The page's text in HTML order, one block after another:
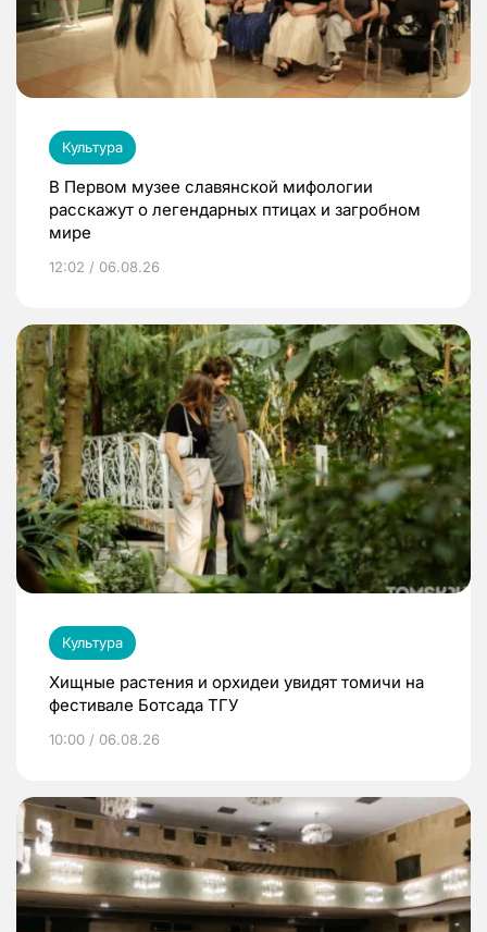
Культура
В Первом музее славянской мифологии
расскажут о легендарных птицах и загробном
мире
12:02 / 06.08.26
Культура
Хищные растения и орхидеи увидят томичи на
фестивале Ботсада ТГУ
10:00 / 06.08.26